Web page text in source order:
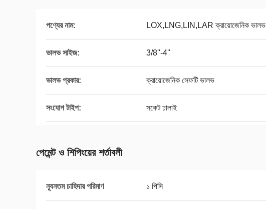
পণ্যের নাম: LOX,LNG,LIN,LAR ক্রায়োজেনিক ভালভ
ভালভ সাইজ: 3/8''-4''
ভালভ প্রকার: ক্রায়োজেনিক সেফটি ভালভ
সংযোগ টাইপ: সকেট ঢালাই
পেমেন্ট ও শিপিংয়ের শর্তাবলী
ন্যূনতম চাহিদার পরিমাণ ১ পিসি